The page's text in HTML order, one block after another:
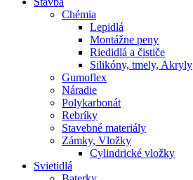
Chémia
Lepidlá
Montážne peny
Riedidlá a čističe
Silikóny, tmely, Akryly
Gumoflex
Náradie
Polykarbonát
Rebríky
Stavebné materiály
Zámky, Vložky
Cylindrické vložky
Svietidlá